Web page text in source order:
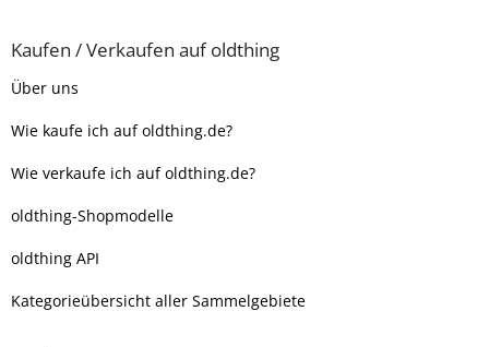
Kaufen / Verkaufen auf oldthing
Über uns
Wie kaufe ich auf oldthing.de?
Wie verkaufe ich auf oldthing.de?
oldthing-Shopmodelle
oldthing API
Kategorieübersicht aller Sammelgebiete